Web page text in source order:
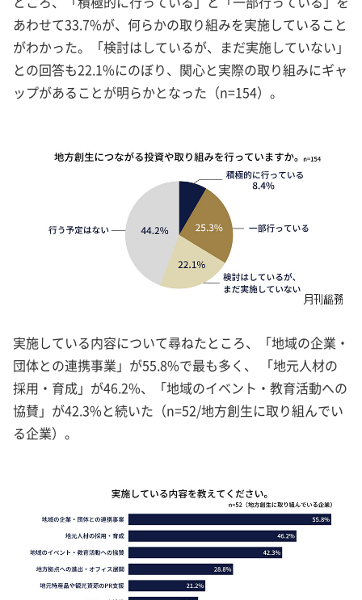
あわせて33.7%が、何らかの取り組みを実施していること
がわかった。「検討はしているが、まだ実施していない」
との回答も22.1%にのぼり、関心と実際の取り組みにギャ
ップがあることが明らかとなった（n=154）。
実施している内容について尋ねたところ、「地域の企業・
団体との連携事業」が55.8%で最も多く、 「地元人材の
採用・育成」が46.2%、「地域のイベント・教育活動への
協賛」が42.3%と続いた（n=52/地方創生に取り組んでい
る企業）。